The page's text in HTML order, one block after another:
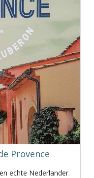
Provence
echte Nederlander.